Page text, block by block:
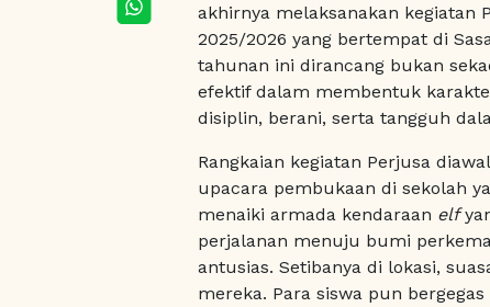
akhirnya melaksanakan kegiatan
2025/2026 yang bertempat di
tahunan ini dirancang bukan
efektif dalam membentuk
disiplin, berani, serta tangguh
Rangkaian kegiatan Perjusa
upacara pembukaan di sekolah
menaiki armada kendaraan elf
perjalanan menuju bumi
antusias. Setibanya di lokasi,
mereka. Para siswa pun